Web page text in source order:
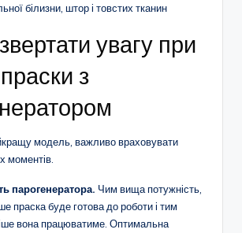
білизни, штор і товстих тканин
увагу при
з
модель, важливо враховувати
моментів.
парогенератора. Чим вища потужність,
праска буде готова до роботи і тим
вона працюватиме. Оптимальна